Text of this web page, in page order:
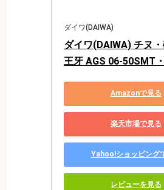
ダイワ(DAIWA)
ダイワ(DAIWA) チヌ
王牙 AGS 06-50SMT
Amazonで見る
楽天市場で見る
Yahoo!ショッピング
レビューを見る